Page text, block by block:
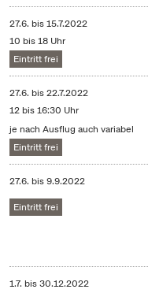
27.6. bis15.7.2022
10 bis 18 Uhr
Eintritt frei
27.6. bis22.7.2022
12 bis 16:30 Uhr
je nach Ausflug auch variabel
Eintritt frei
27.6. bis9.9.2022
Eintritt frei
1.7. bis30.12.2022